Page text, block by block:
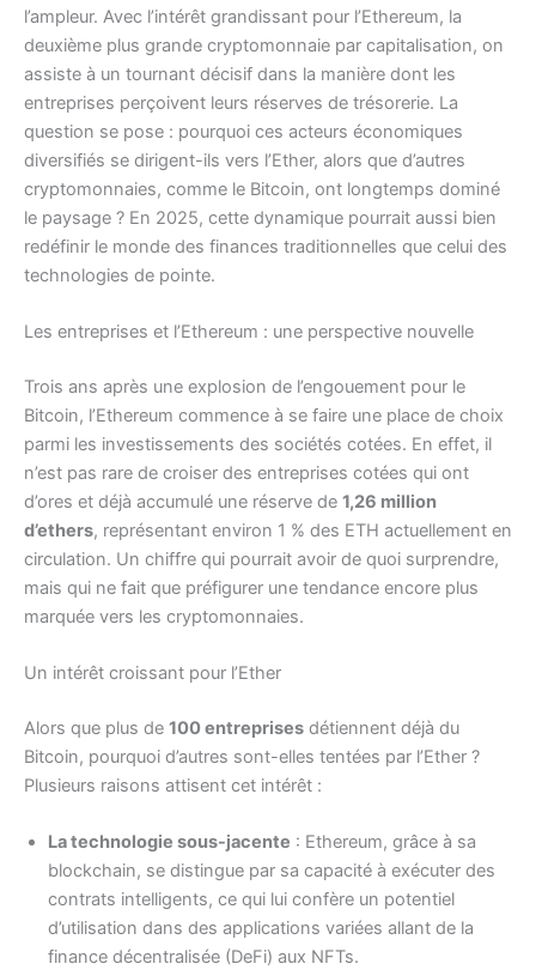
l’ampleur. Avec l’intérêt grandissant pour l’Ethereum, la
deuxième plus grande cryptomonnaie par capitalisation, on
assiste à un tournant décisif dans la manière dont les
entreprises perçoivent leurs réserves de trésorerie. La
question se pose : pourquoi ces acteurs économiques
diversifiés se dirigent-ils vers l’Ether, alors que d’autres
cryptomonnaies, comme le Bitcoin, ont longtemps dominé
le paysage ? En 2025, cette dynamique pourrait aussi bien
redéfinir le monde des finances traditionnelles que celui des
technologies de pointe.
Les entreprises et l’Ethereum : une perspective nouvelle
Trois ans après une explosion de l’engouement pour le
Bitcoin, l’Ethereum commence à se faire une place de choix
parmi les investissements des sociétés cotées. En effet, il
n’est pas rare de croiser des entreprises cotées qui ont
d’ores et déjà accumulé une réserve de 1,26 million
d’ethers, représentant environ 1 % des ETH actuellement en
circulation. Un chiffre qui pourrait avoir de quoi surprendre,
mais qui ne fait que préfigurer une tendance encore plus
marquée vers les cryptomonnaies.
Un intérêt croissant pour l’Ether
Alors que plus de 100 entreprises détiennent déjà du
Bitcoin, pourquoi d’autres sont-elles tentées par l’Ether ?
Plusieurs raisons attisent cet intérêt :
La technologie sous-jacente : Ethereum, grâce à sa
blockchain, se distingue par sa capacité à exécuter des
contrats intelligents, ce qui lui confère un potentiel
d’utilisation dans des applications variées allant de la
finance décentralisée (DeFi) aux NFTs.